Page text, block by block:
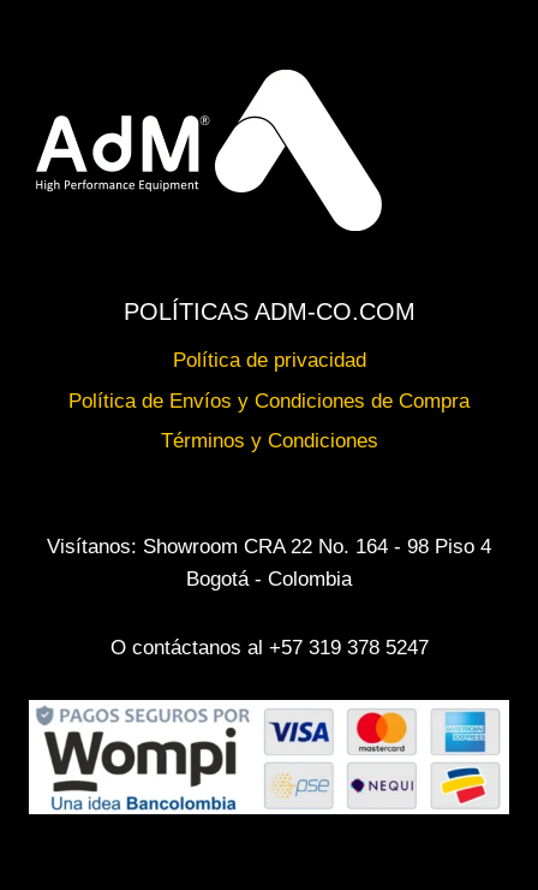
POLÍTICAS ADM-CO.COM
Política de privacidad
Política de Envíos y Condiciones de Compra
Términos y Condiciones
Visítanos: Showroom CRA 22 No. 164 - 98 Piso 4
Bogotá - Colombia
O contáctanos al +57 319 378 5247